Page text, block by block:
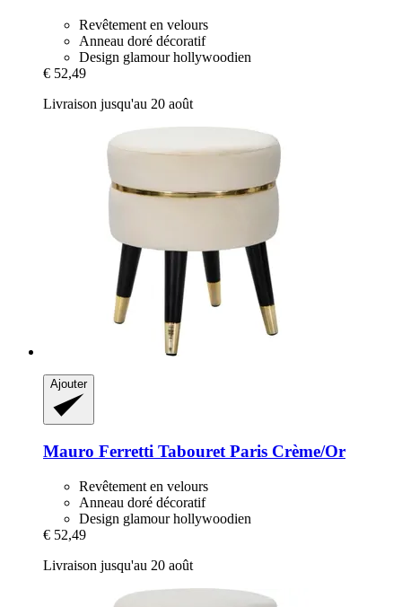
Revêtement en velours
Anneau doré décoratif
Design glamour hollywoodien
€ 52,49
Livraison jusqu'au 20 août
Ajouter
Mauro Ferretti Tabouret Paris Crème/Or
Revêtement en velours
Anneau doré décoratif
Design glamour hollywoodien
€ 52,49
Livraison jusqu'au 20 août